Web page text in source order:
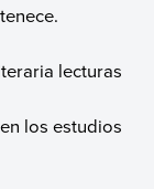
lecturas
los estudios